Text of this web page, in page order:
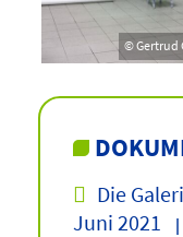
© Gertrud
Die
Juni 2021